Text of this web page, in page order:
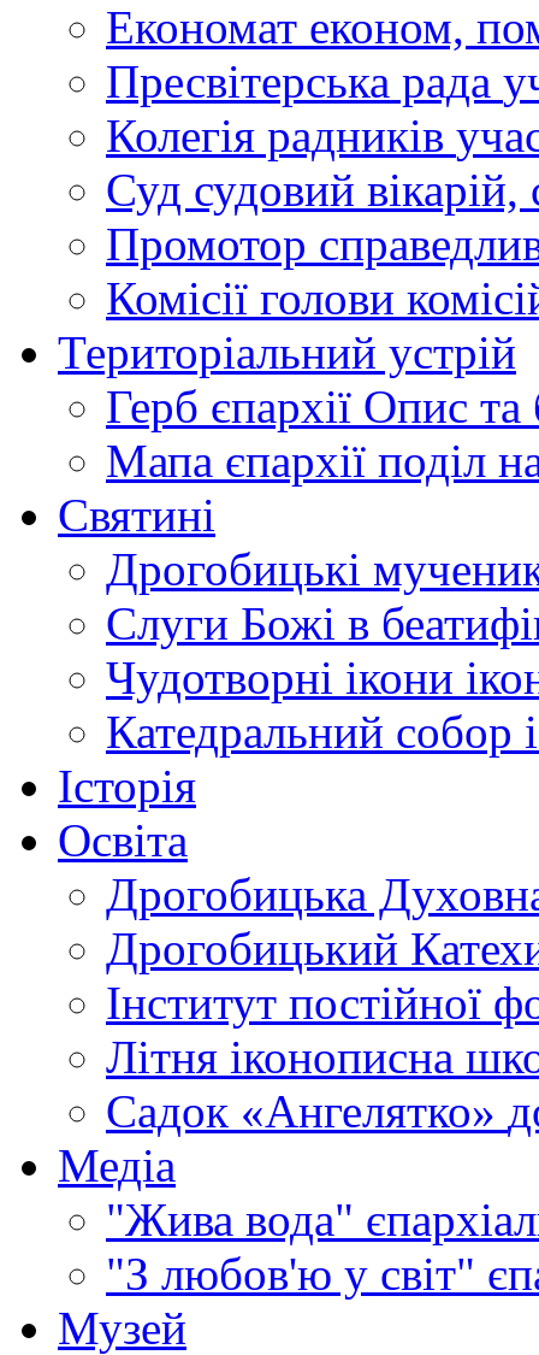
Економат економ,
Пресвітерська рада
Колегія радників
Суд судовий вікарій,
Промотор
Комісії голови
Територіальний устрій
Герб єпархії Опис та
Мапа єпархії поділ
Святині
Дрогобицькі
Слуги Божі в
Чудотворні ікони
Катедральний собор
Історія
Освіта
Дрогобицька
Дрогобицький
Інститут постійної
Літня іконописна
Садок «Ангелятко»
Медіа
"Жива вода"
"З любов'ю у світ"
Музей